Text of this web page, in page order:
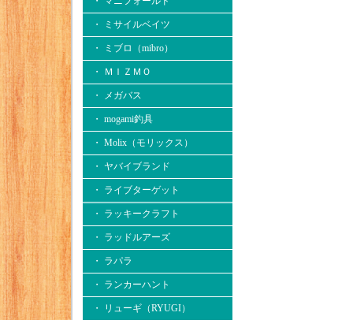
・ ミサイルベイツ
・ ミブロ（mibro）
・ ＭＩＺＭＯ
・ メガバス
・ mogami釣具
・ Molix（モリックス）
・ ヤバイブランド
・ ライブターゲット
・ ラッキークラフト
・ ラッドルアーズ
・ ラパラ
・ ランカーハント
・ リューギ（RYUGI）